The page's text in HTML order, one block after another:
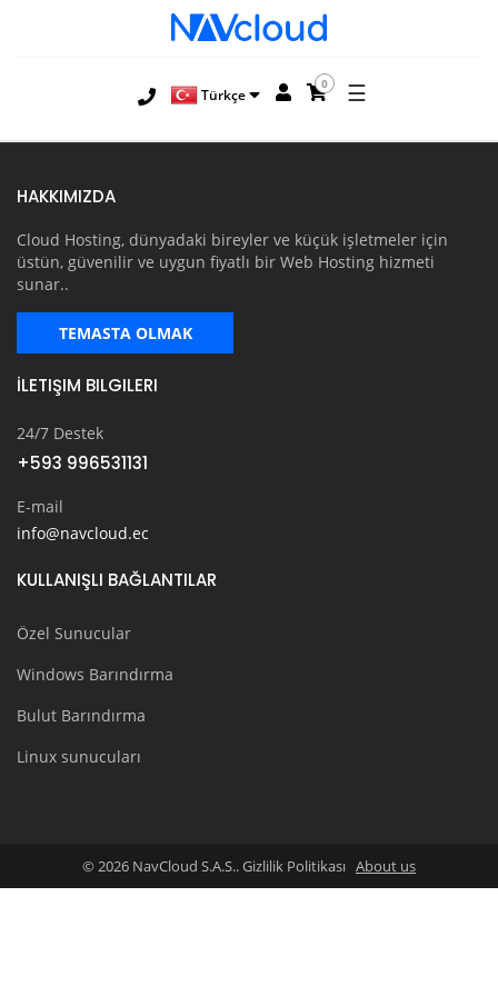
Türkçe
0 ☰
HAKKIMIZDA
Cloud Hosting, dünyadaki bireyler ve küçük işletmeler için
üstün, güvenilir ve uygun fiyatlı bir Web Hosting hizmeti
sunar..
TEMASTA OLMAK
İLETIŞIM BILGILERI
24/7 Destek
+593 996531131
E-mail
info@navcloud.ec
KULLANIŞLI BAĞLANTILAR
Özel Sunucular
Windows Barındırma
Bulut Barındırma
Linux sunucuları
© 2026 NavCloud S.A.S.. Gizlilik Politikası About us